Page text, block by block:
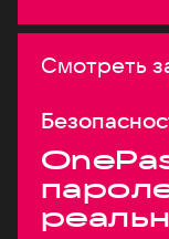
Смотреть